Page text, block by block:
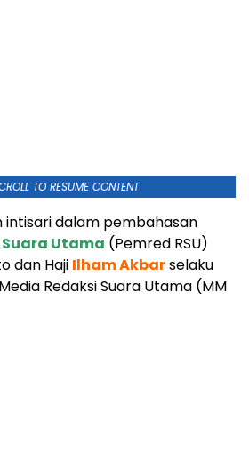
TO RESUME CONTENT
intisari dalam pembahasan
Utama (Pemred RSU)
dan Haji Ilham Akbarselaku
Redaksi Suara Utama (MM